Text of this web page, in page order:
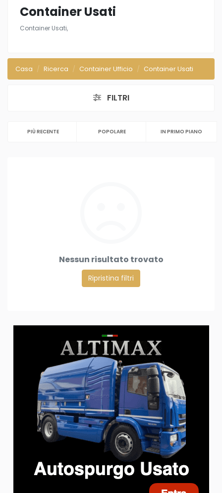
Container Usati
Container Usati,
Casa Ricerca Container Ufficio Container Usati
FILTRI
PIÙ RECENTE POPOLARE IN PRIMO PIANO
Nessun risultato trovato
Ripristina filtri